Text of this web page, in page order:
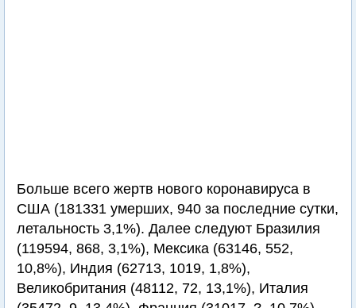
Больше всего жертв нового коронавируса в
США (181331 умерших, 940 за последние сутки,
летальность 3,1%). Далее следуют Бразилия
(119594, 868, 3,1%), Мексика (63146, 552,
10,8%), Индия (62713, 1019, 1,8%),
Великобритания (48112, 72, 13,1%), Италия